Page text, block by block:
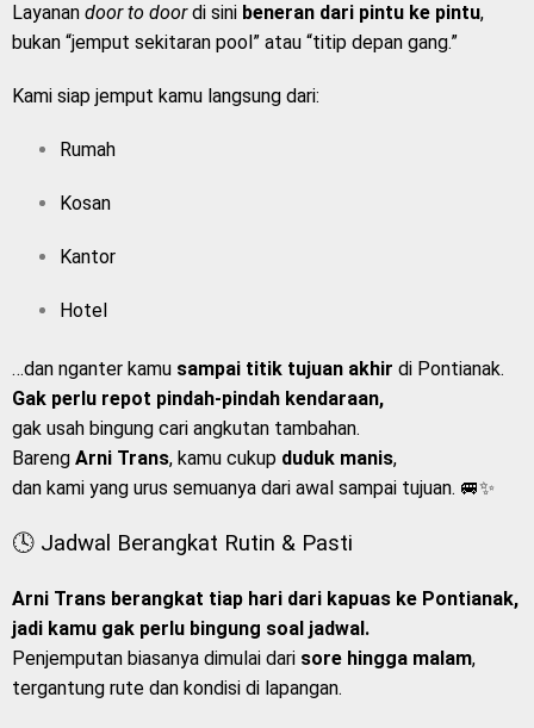
Layanan door to doordi sini beneran dari pintu ke pintu,
bukan “jemput sekitaran pool” atau “titip depan gang.”
Kami siap jemput kamu langsung dari:
Rumah
Kosan
Kantor
Hotel
…dan nganter kamu sampai titik tujuan akhir di Pontianak.
Gak perlu repot pindah-pindah kendaraan,
gak usah bingung cari angkutan tambahan.
Bareng Arni Trans, kamu cukup duduk manis,
dan kami yang urus semuanya dari awal sampai tujuan. 🚐✨
🕓 Jadwal Berangkat Rutin & Pasti
Arni Trans berangkat tiap hari dari kapuas ke Pontianak,
jadi kamu gak perlu bingung soal jadwal.
Penjemputan biasanya dimulai dari sore hingga malam,
tergantung rute dan kondisi di lapangan.